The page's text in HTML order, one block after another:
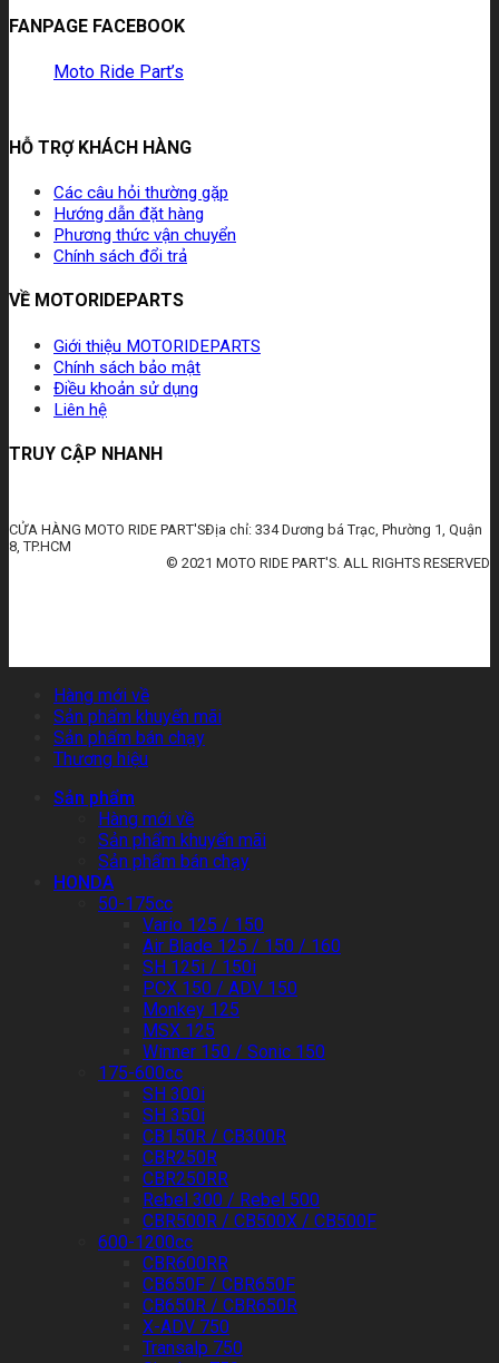
FANPAGE FACEBOOK
Moto Ride Part’s
HỖ TRỢ KHÁCH HÀNG
Các câu hỏi thường gặp
Hướng dẫn đặt hàng
Phương thức vận chuyển
Chính sách đổi trả
VỀ MOTORIDEPARTS
Giới thiệu MOTORIDEPARTS
Chính sách bảo mật
Điều khoản sử dụng
Liên hệ
TRUY CẬP NHANH
CỬA HÀNG MOTO RIDE PART'SĐịa chỉ: 334 Dương bá Trạc, Phường 1, Quận
8, TP.HCM
© 2021 MOTO RIDE PART'S. ALL RIGHTS RESERVED
Hàng mới về
Sản phẩm khuyến mãi
Sản phẩm bán chạy
Thương hiệu
Sản phẩm
Hàng mới về
Sản phẩm khuyến mãi
Sản phẩm bán chạy
HONDA
50-175cc
Vario 125 / 150
Air Blade 125 / 150 / 160
SH 125i / 150i
PCX 150 / ADV 150
Monkey 125
MSX 125
Winner 150 / Sonic 150
175-600cc
SH 300i
SH 350i
CB150R / CB300R
CBR250R
CBR250RR
Rebel 300 / Rebel 500
CBR500R / CB500X / CB500F
600-1200cc
CBR600RR
CB650F / CBR650F
CB650R / CBR650R
X-ADV 750
Transalp 750